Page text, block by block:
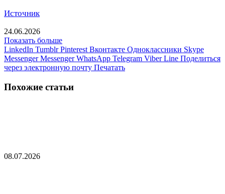
Источник
24.06.2026
Показать больше
LinkedIn Tumblr Pinterest Вконтакте Одноклассники Skype
Messenger Messenger WhatsApp Telegram Viber Line Поделиться
через электронную почту Печатать
Похожие статьи
08.07.2026